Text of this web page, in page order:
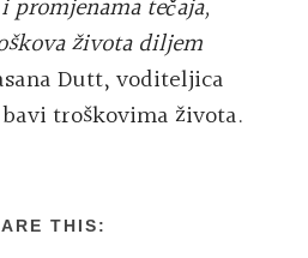
tečaja,
života diljem
Dutt, voditeljica
troškovima života.
THIS: